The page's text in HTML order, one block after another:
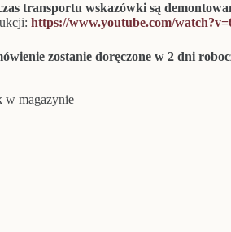
transportu wskazówki są
https://www.youtube.com/
zostanie doręczone w 2 dni
w magazynie